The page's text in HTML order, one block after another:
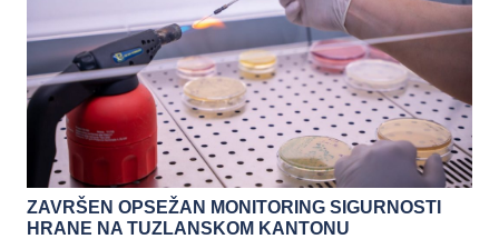
ZAVRŠEN OPSEŽAN MONITORING SIGURNOSTI
HRANE NA TUZLANSKOM KANTONU